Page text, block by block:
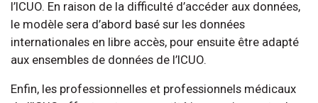
l’ICUO. En raison de la difficulté d’accéder aux données,
le modèle sera d’abord basé sur les données
internationales en libre accès, pour ensuite être adapté
aux ensembles de données de l’ICUO.
Enfin, les professionnelles et professionnels médicaux